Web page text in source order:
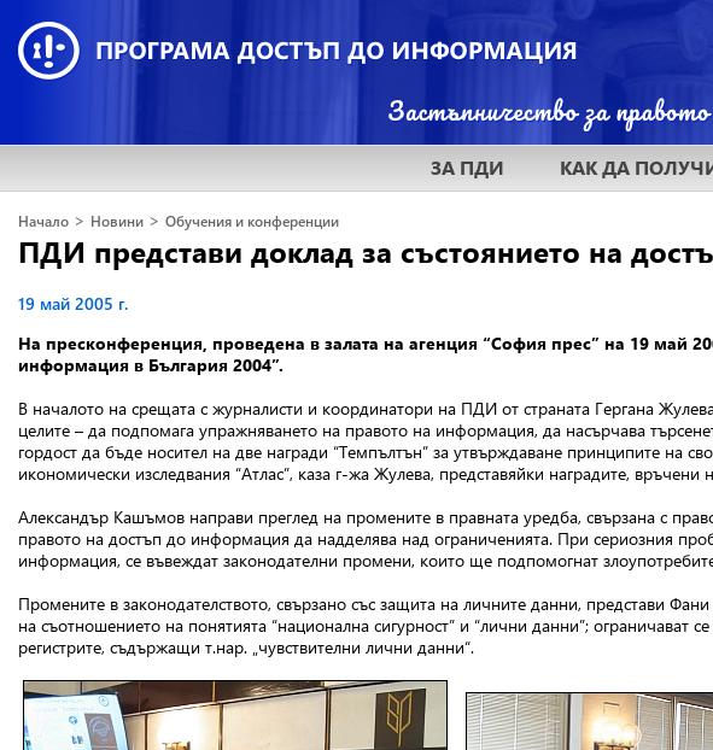
ЗА ПДИ КАК ДА
Начало > Новини > Обучения и конференции
ПДИ представи доклад за състоянието на
19 май 2005 г.
На пресконференция, проведена в залата на агенция “София прес” на 19 май
информация в България 2004”.
В началото на срещата с журналисти и координатори на ПДИ от страната Гергана
целите – да подпомага упражняването на правото на информация, да насърчава
гордост да бъде носител на две награди “Темпълтън” за утвърждаване принципите на
икономически изследвания “Атлас”, каза г-жа Жулева, представяйки наградите,
Александър Кашъмов направи преглед на промените в правната уредба, свързана с
правото на достъп до информация да надделява над ограниченията. При сериозния
информация, се въвеждат законодателни промени, които ще подпомогнат
Промените в законодателството, свързано със защита на личните данни, представи
на съотношението на понятията “национална сигурност” и “лични данни”;
регистрите, съдържащи т.нар. „чувствителни лични данни“.